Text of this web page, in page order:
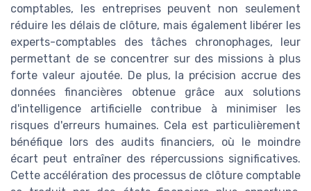
comptables, les entreprises peuvent non seulement
réduire les délais de clôture, mais également libérer les
experts-comptables des tâches chronophages, leur
permettant de se concentrer sur des missions à plus
forte valeur ajoutée. De plus, la précision accrue des
données financières obtenue grâce aux solutions
d'intelligence artificielle contribue à minimiser les
risques d'erreurs humaines. Cela est particulièrement
bénéfique lors des audits financiers, où le moindre
écart peut entraîner des répercussions significatives.
Cette accélération des processus de clôture comptable